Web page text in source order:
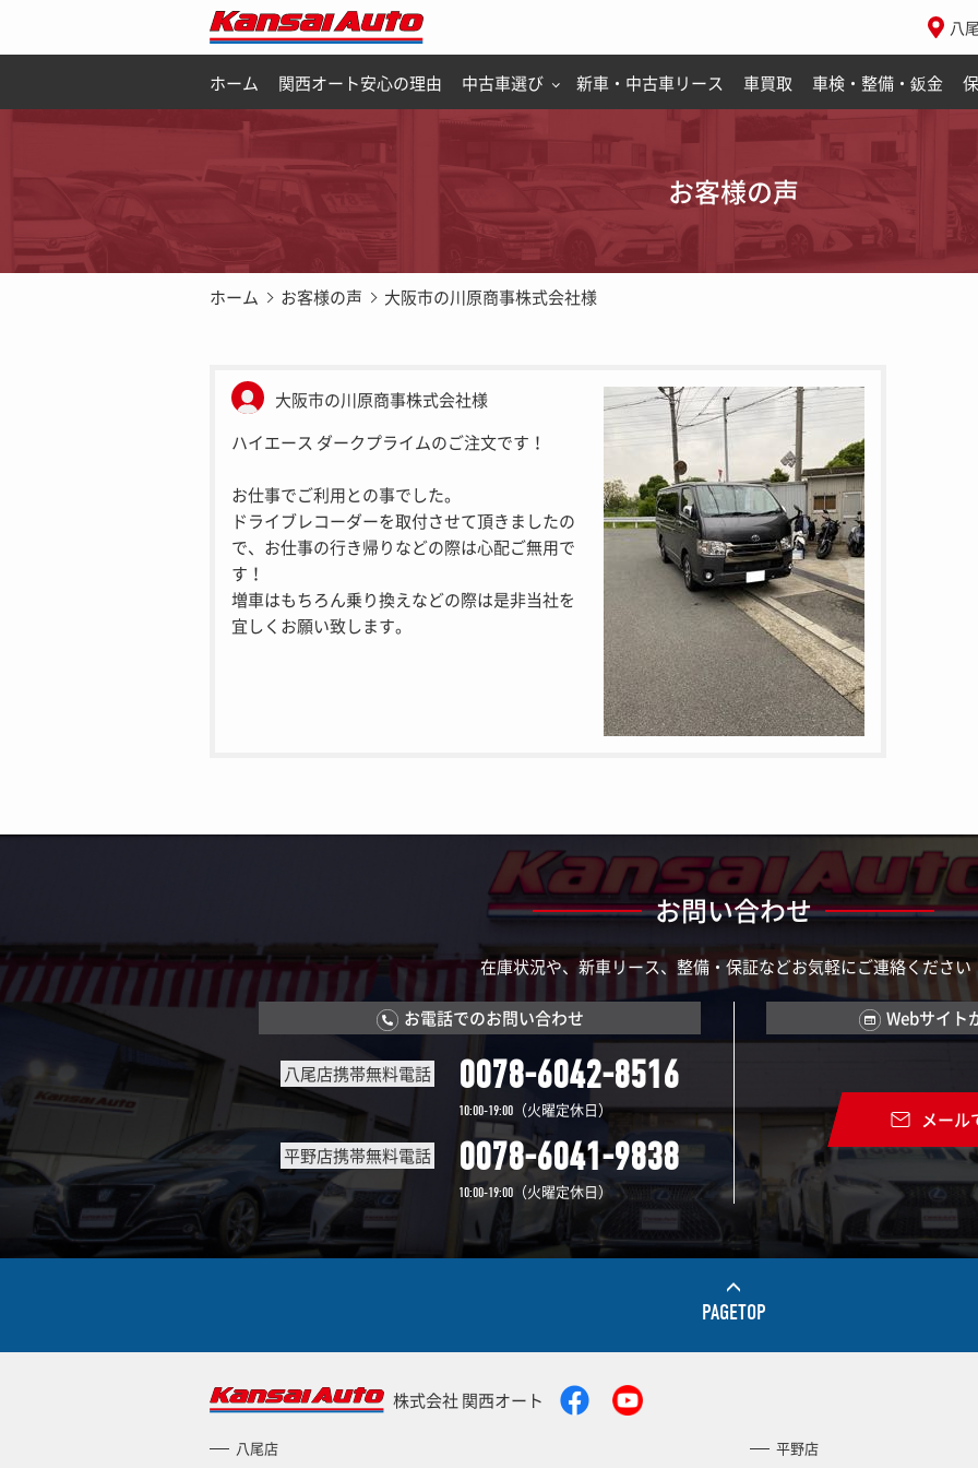
八
ホーム 関西オート安心の理由 中古車選び 新車・中古車リース 車買取 車検・整備・鈑金
お客様の声
ホーム お客様の声 大阪市の川原商事株式会社様
大阪市の川原商事株式会社様
ハイエース ダークプライムのご注文です！
お仕事でご利用との事でした。
ドライブレコーダーを取付させて頂きましたの
で、お仕事の行き帰りなどの際は心配ご無用で
す！
増車はもちろん乗り換えなどの際は是非当社を
宜しくお願い致します。
お問い合わせ
在庫状況や、新車リース、整備・保証などお気軽にご連絡ください
お電話でのお問い合わせ
八尾店携帯無料電話 0078-6042-8516
10:00-19:00 （火曜定休日）
平野店携帯無料電話 0078-6041-9838
10:00-19:00 （火曜定休日）
Webサイト
メール
PAGETOP
株式会社 関西オート
八尾店 平野店